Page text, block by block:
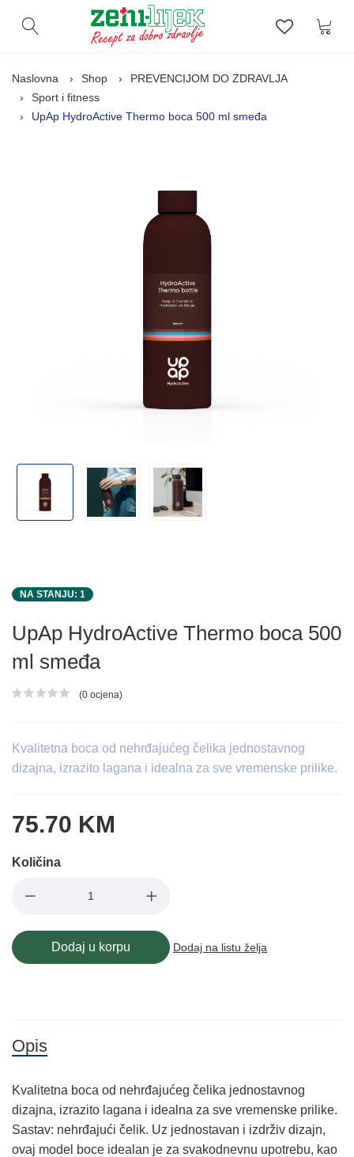
Otvori pretragu Lista
Naslovna Shop
PREVENCIJOM DO ZDRAVLJA
Sport i fitness
UpAp HydroActive Thermo boca 500 ml smeđa
NA STANJU: 1
UpAp HydroActive Thermo boca 500
ml smeđa
Ocjena proizvoda
(0 ocjena)
Kvalitetna boca od nehrđajućeg čelika jednostavnog
dizajna, izrazito lagana i idealna za sve vremenske prilike.
75.70 KM
Količina
Dodaj u korpu Dodaj na listu želja
Opis
Kvalitetna boca od nehrđajućeg čelika jednostavnog
dizajna, izrazito lagana i idealna za sve vremenske prilike.
Sastav: nehrđajući čelik. Uz jednostavan i izdrživ dizajn,
ovaj model boce idealan je za svakodnevnu upotrebu, kao